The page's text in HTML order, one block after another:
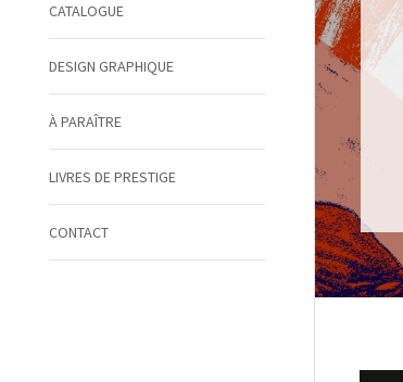
CATALOGUE
DESIGN GRAPHIQUE
À PARAÎTRE
LIVRES DE PRESTIGE
CONTACT